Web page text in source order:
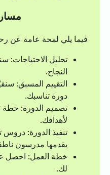
مسار
فيما يلي لمحة عامة عن
تحليل الاحتياجات:
النجاح.
التقييم المسبق:
دورة تناسبك.
تصميم الدورة: خطة
لأهدافك.
تنفيذ الدورة: دروس
يقدمها مدرسون
خطة العمل:
لك.